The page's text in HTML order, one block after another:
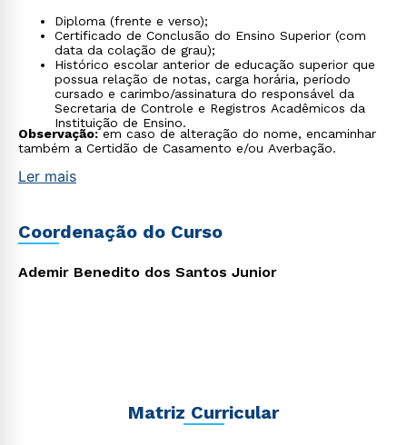
Diploma (frente e verso);
Certificado de Conclusão do Ensino Superior (com
data da colação de grau);
Histórico escolar anterior de educação superior que
possua relação de notas, carga horária, período
cursado e carimbo/assinatura do responsável da
Secretaria de Controle e Registros Acadêmicos da
Instituição de Ensino.
Observação:em caso de alteração do nome, encaminhar
também a Certidão de Casamento e/ou Averbação.
Ler mais
Coordenação do Curso
Ademir Benedito dos Santos Junior
Matriz Curricular